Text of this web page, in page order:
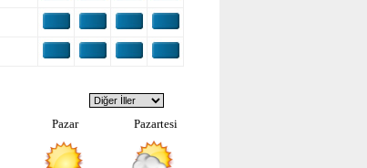
Pazar Pazartesi